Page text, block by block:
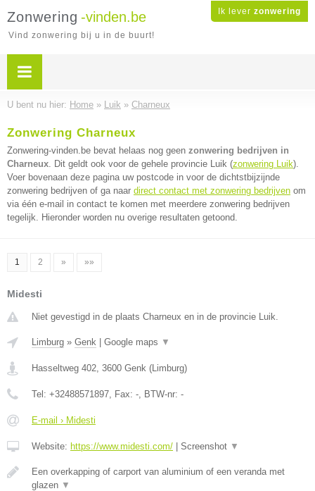
Ik lever zonwering
Zonwering -vinden.be
Vind zonwering bij u in de buurt!
U bent nu hier: Home » Luik » Charneux
Zonwering Charneux
Zonwering-vinden.be bevat helaas nog geen zonwering bedrijven in
Charneux. Dit geldt ook voor de gehele provincie Luik (zonwering Luik).
Voer bovenaan deze pagina uw postcode in voor de dichtstbijzijnde
zonwering bedrijven of ga naar direct contact met zonwering bedrijven om
via één e-mail in contact te komen met meerdere zonwering bedrijven
tegelijk. Hieronder worden nu overige resultaten getoond.
1 2 » »»
Midesti
Niet gevestigd in de plaats Charneux en in de provincie Luik.
Limburg » Genk Google maps ▼
Hasseltweg 402, 3600 Genk (Limburg)
Tel: +32488571897, Fax: -, BTW-nr: -
E-mail › Midesti
Website: https://www.midesti.com/ Screenshot ▼
Een overkapping of carport van aluminium of een veranda met
glazen ▼